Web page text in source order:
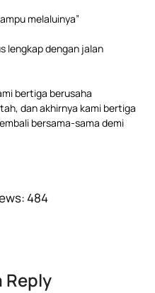
melaluinya”
lengkap dengan jalan
bertiga berusaha
dan akhirnya kami bertiga
bersama-sama demi
484
Reply